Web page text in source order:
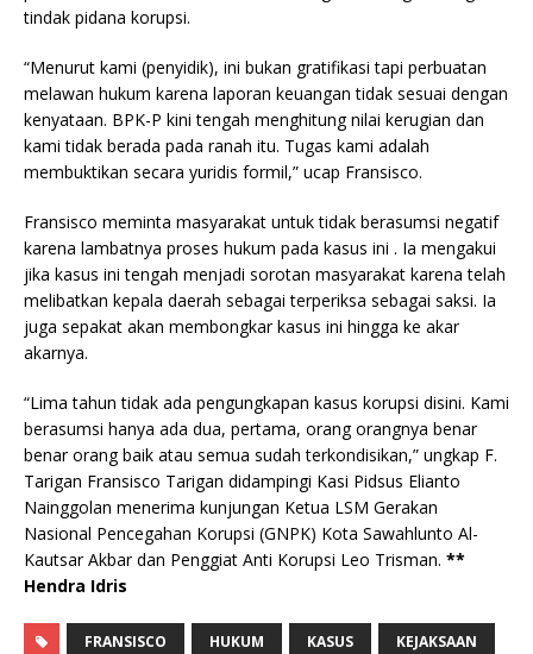
tindak pidana korupsi.
“Menurut kami (penyidik), ini bukan gratifikasi tapi perbuatan
melawan hukum karena laporan keuangan tidak sesuai dengan
kenyataan. BPK-P kini tengah menghitung nilai kerugian dan
kami tidak berada pada ranah itu. Tugas kami adalah
membuktikan secara yuridis formil,” ucap Fransisco.
Fransisco meminta masyarakat untuk tidak berasumsi negatif
karena lambatnya proses hukum pada kasus ini . Ia mengakui
jika kasus ini tengah menjadi sorotan masyarakat karena telah
melibatkan kepala daerah sebagai terperiksa sebagai saksi. Ia
juga sepakat akan membongkar kasus ini hingga ke akar
akarnya.
“Lima tahun tidak ada pengungkapan kasus korupsi disini. Kami
berasumsi hanya ada dua, pertama, orang orangnya benar
benar orang baik atau semua sudah terkondisikan,” ungkap F.
Tarigan Fransisco Tarigan didampingi Kasi Pidsus Elianto
Nainggolan menerima kunjungan Ketua LSM Gerakan
Nasional Pencegahan Korupsi (GNPK) Kota Sawahlunto Al-
Kautsar Akbar dan Penggiat Anti Korupsi Leo Trisman. **
Hendra Idris
FRANSISCO HUKUM KASUS KEJAKSAAN